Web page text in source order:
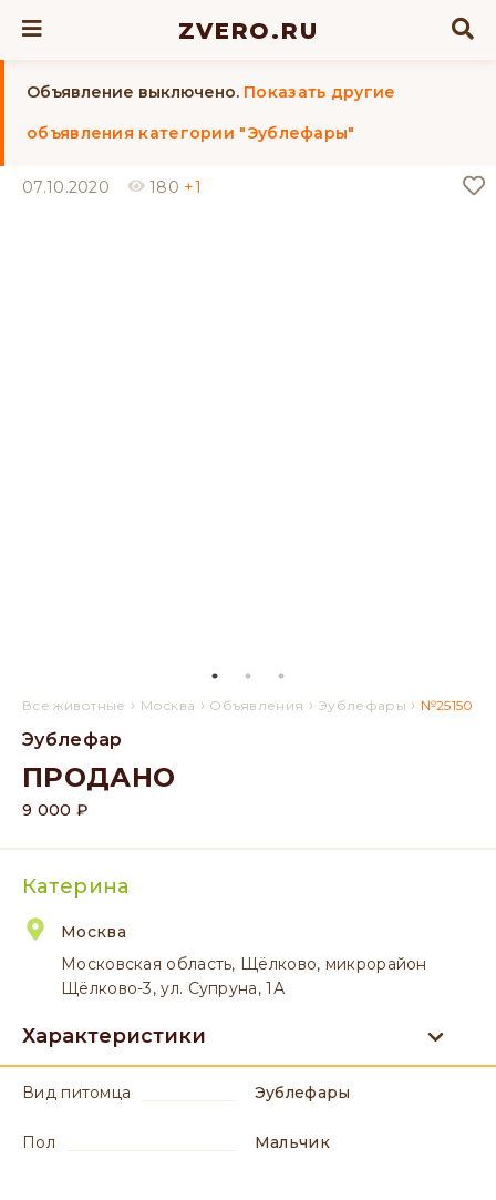
ZVERO.RU
Объявление выключено. Показать другие
объявления категории "Эублефары"
07.10.2020 180 +1
Все животные › Москва › Объявления › Эублефары › №25150
Эублефар
ПРОДАНО
9 000 ₽
Катерина
Москва
Московская область, Щёлково, микрорайон
Щёлково-3, ул. Супруна, 1А
Характеристики
вид питомца Эублефары
пол мальчик